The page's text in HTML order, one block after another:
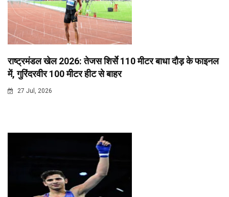
राष्ट्रमंडल खेल 2026: तेजस शिर्से 110 मीटर बाधा दौड़ के फाइनल
में, गुरिंदरवीर 100 मीटर हीट से बाहर
27 Jul, 2026